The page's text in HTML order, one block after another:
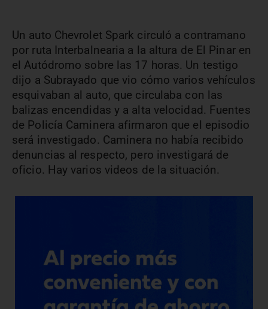
Un auto Chevrolet Spark circuló a contramano
por ruta Interbalnearia a la altura de El Pinar en
el Autódromo sobre las 17 horas. Un testigo
dijo a Subrayado que vio cómo varios vehículos
esquivaban al auto, que circulaba con las
balizas encendidas y a alta velocidad. Fuentes
de Policía Caminera afirmaron que el episodio
será investigado. Caminera no había recibido
denuncias al respecto, pero investigará de
oficio. Hay varios videos de la situación.